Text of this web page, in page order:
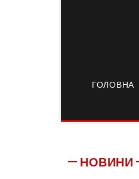
ГОЛОВНА
НОВИНИ